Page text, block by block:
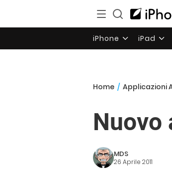
iPhone iPad
Home / Applicazioni
Nuovo
MDS
26 Aprile 2011